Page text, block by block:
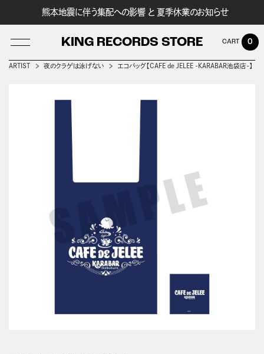
熊本地震に伴う集配への影響 と 夏季休業のお知らせ
KING RECORDS STORE 0
ARTIST 夜のクラゲは泳げない エコバッグ【CAFE de JELEE -KARABAR池袋店-】